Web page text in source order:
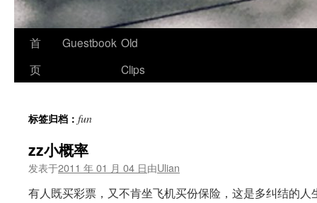
首
页
Guestbook Old
Clips
标签归档： fun
zz小概率
发表于2011 年 01 月 04 日由Ulian
有人既买彩票，又不肯坐飞机买份保险，这是多纠结的